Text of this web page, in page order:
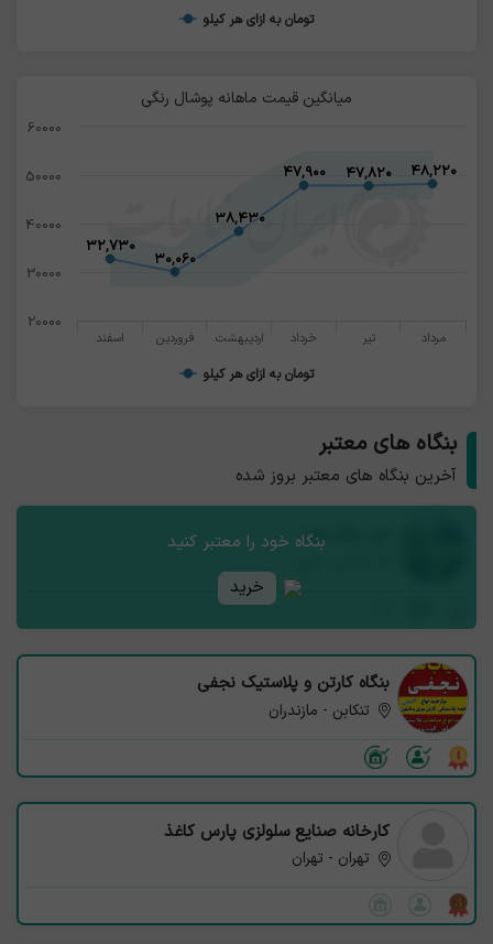
تومان به ازای هر کیلو
میانگین قیمت ماهانه پوشال رنگی
۳۲,۷۳۰
۳۲,۷۳۰
۳۰,۰۶۰
۳۰,۰۶۰
۳۸,۴۳۰
۳۸,۴۳۰
۴۷,۹۰۰
۴۷,۹۰۰ ۴۷,۸۲۰
۴۷,۸۲۰ ۴۸,۲۲۰
۴۸,۲۲۰
تومان به ازای هر کیلو
اسفند فروردین اردیبهشت خرداد تیر مرداد
20000
30000
40000
50000
60000
بنگاه های معتبر
آخرین بنگاه های معتبر بروز شده
بنگاه خود را معتبر کنید
خرید
نام بنگاه شما
بنگاه کارتن و پلاستیک نجفی
تنکابن - مازندران
کارخانه صنایع سلولزی پارس کاغذ
تهران - تهران